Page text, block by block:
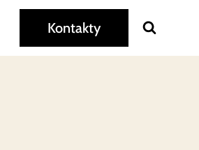
Kontakty